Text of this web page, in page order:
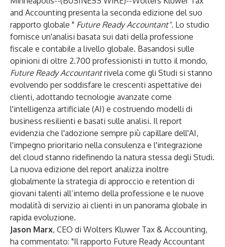
and Accounting presenta la seconda edizione del suo
rapporto globale " Future Ready Accountant". Lo studio
fornisce un'analisi basata sui dati della professione
fiscale e contabile a livello globale. Basandosi sulle
opinioni di oltre 2.700 professionisti in tutto il mondo,
Future Ready Accountantrivela come gli Studi si stanno
evolvendo per soddisfare le crescenti aspettative dei
clienti, adottando tecnologie avanzate come
l'intelligenza artificiale (AI) e costruendo modelli di
business resilienti e basati sulle analisi. Il report
evidenzia che l'adozione sempre più capillare dell'AI,
l'impegno prioritario nella consulenza e l'integrazione
del cloud stanno ridefinendo la natura stessa degli Studi.
La nuova edizione del report analizza inoltre
globalmente la strategia di approccio e retention di
giovani talenti all’interno della professione e le nuove
modalità di servizio ai clienti in un panorama globale in
rapida evoluzione.
Jason Marx, CEO di Wolters Kluwer Tax & Accounting,
ha commentato: "Il rapporto Future Ready Accountant